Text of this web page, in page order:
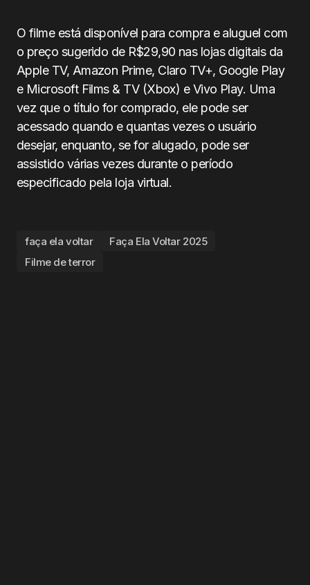
O filme está disponível para compra e aluguel com
o preço sugerido de R$29,90 nas lojas digitais da
Apple TV, Amazon Prime, Claro TV+, Google Play
e Microsoft Films & TV (Xbox) e Vivo Play. Uma
vez que o título for comprado, ele pode ser
acessado quando e quantas vezes o usuário
desejar, enquanto, se for alugado, pode ser
assistido várias vezes durante o período
especificado pela loja virtual.
faça ela voltar
Faça Ela Voltar 2025
Filme de terror